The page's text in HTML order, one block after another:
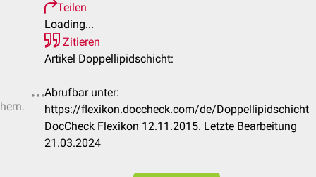
Teilen
Loading...
Zitieren
Artikel Doppellipidschicht:
Abrufbar unter:
https://flexikon.doccheck.com/de/Doppellipidschicht
DocCheck Flexikon 12.11.2015. Letzte Bearbeitung
21.03.2024